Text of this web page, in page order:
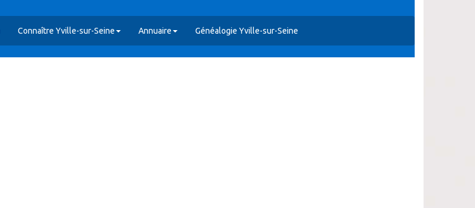
Connaître Yville-sur-Seine Annuaire Généalogie Yville-sur-Seine